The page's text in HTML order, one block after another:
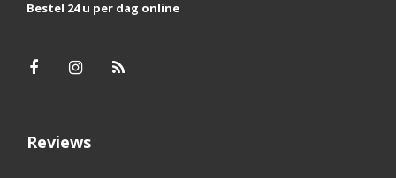
Bestel 24 u per dag online
Reviews